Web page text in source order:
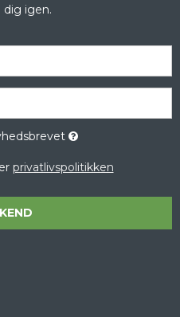
dig igen.
privatlivspolitikken